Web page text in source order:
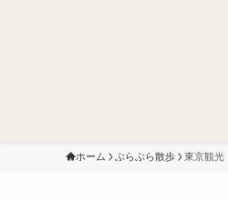
ホーム ぶらぶら散歩 東京観光